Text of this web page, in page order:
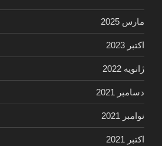
مارس 2025
اکتبر 2023
ژانویه 2022
دسامبر 2021
نوامبر 2021
اکتبر 2021